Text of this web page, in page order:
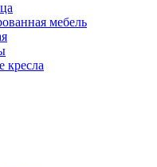
мебель
кресла